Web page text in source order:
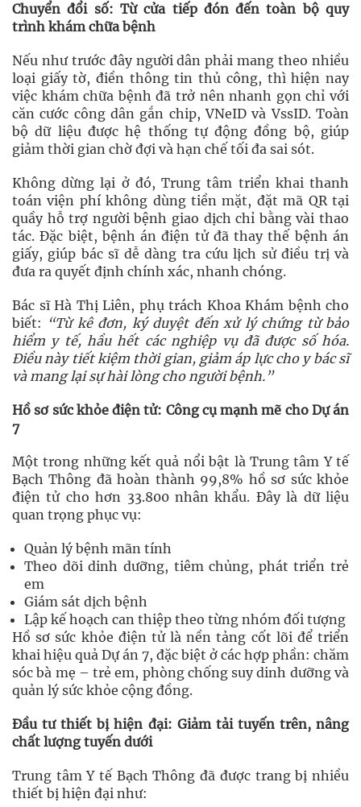
Chuyển đổi số: Từ cửa tiếp đón đến toàn bộ quy
trình khám chữa bệnh
Nếu như trước đây người dân phải mang theo nhiều
loại giấy tờ, điền thông tin thủ công, thì hiện nay
việc khám chữa bệnh đã trở nên nhanh gọn chỉ với
căn cước công dân gắn chip, VNeID và VssID. Toàn
bộ dữ liệu được hệ thống tự động đồng bộ, giúp
giảm thời gian chờ đợi và hạn chế tối đa sai sót.
Không dừng lại ở đó, Trung tâm triển khai thanh
toán viện phí không dùng tiền mặt, đặt mã QR tại
quầy hỗ trợ người bệnh giao dịch chỉ bằng vài thao
tác. Đặc biệt, bệnh án điện tử đã thay thế bệnh án
giấy, giúp bác sĩ dễ dàng tra cứu lịch sử điều trị và
đưa ra quyết định chính xác, nhanh chóng.
Bác sĩ Hà Thị Liên, phụ trách Khoa Khám bệnh cho
biết: “Từ kê đơn, ký duyệt đến xử lý chứng từ bảo
hiểm y tế, hầu hết các nghiệp vụ đã được số hóa.
Điều này tiết kiệm thời gian, giảm áp lực cho y bác sĩ
và mang lại sự hài lòng cho người bệnh.”
Hồ sơ sức khỏe điện tử: Công cụ mạnh mẽ cho Dự án
7
Một trong những kết quả nổi bật là Trung tâm Y tế
Bạch Thông đã hoàn thành 99,8% hồ sơ sức khỏe
điện tử cho hơn 33.800 nhân khẩu. Đây là dữ liệu
quan trọng phục vụ:
Quản lý bệnh mãn tính
Theo dõi dinh dưỡng, tiêm chủng, phát triển trẻ
em
Giám sát dịch bệnh
Lập kế hoạch can thiệp theo từng nhóm đối tượng
Hồ sơ sức khỏe điện tử là nền tảng cốt lõi để triển
khai hiệu quả Dự án 7, đặc biệt ở các hợp phần: chăm
sóc bà mẹ – trẻ em, phòng chống suy dinh dưỡng và
quản lý sức khỏe cộng đồng.
Đầu tư thiết bị hiện đại: Giảm tải tuyến trên, nâng
chất lượng tuyến dưới
Trung tâm Y tế Bạch Thông đã được trang bị nhiều
thiết bị hiện đại như: